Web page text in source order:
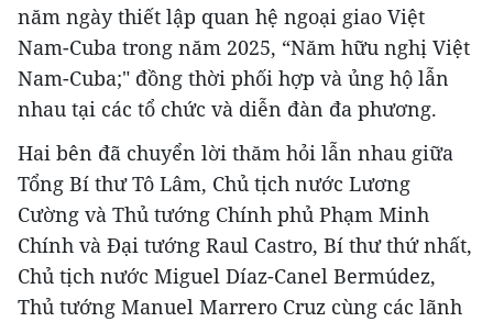
năm ngày thiết lập quan hệ ngoại giao Việt
Nam-Cuba trong năm 2025, “Năm hữu nghị Việt
Nam-Cuba;" đồng thời phối hợp và ủng hộ lẫn
nhau tại các tổ chức và diễn đàn đa phương.
Hai bên đã chuyển lời thăm hỏi lẫn nhau giữa
Tổng Bí thư Tô Lâm, Chủ tịch nước Lương
Cường và Thủ tướng Chính phủ Phạm Minh
Chính và Đại tướng Raul Castro, Bí thư thứ nhất,
Chủ tịch nước Miguel Díaz-Canel Bermúdez,
Thủ tướng Manuel Marrero Cruz cùng các lãnh